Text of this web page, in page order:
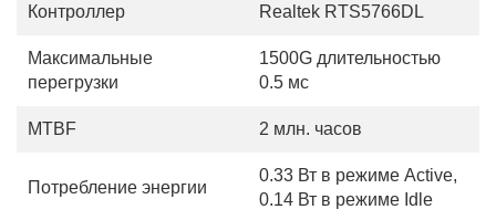
Контроллер Realtek RTS5766DL
Максимальные
перегрузки
1500G длительностью
0.5 мс
MTBF 2 млн. часов
Потребление энергии
0.33 Вт в режиме Active,
0.14 Вт в режиме Idle